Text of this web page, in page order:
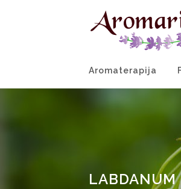
Aromaterapija
LABDANUM